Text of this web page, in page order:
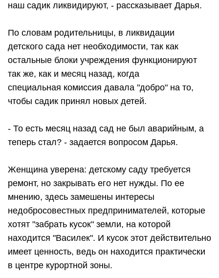
наш садик ликвидируют, - рассказывает Дарья.
По словам родительницы, в ликвидации
детского сада нет необходимости, так как
остальные блоки учреждения функционируют
так же, как и месяц назад, когда
специальная комиссия давала "добро" на то,
чтобы садик принял новых детей.
- То есть месяц назад сад не был аварийным, а
теперь стал? - задается вопросом Дарья.
Женщина уверена: детскому саду требуется
ремонт, но закрывать его нет нужды. По ее
мнению, здесь замешены интересы
недобросовестных предпринимателей, которые
хотят "забрать кусок" земли, на которой
находится "Василек". И кусок этот действительно
имеет ценность, ведь он находится практически
в центре курортной зоны.